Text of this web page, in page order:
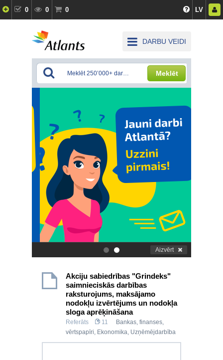
0 0 0 LV
DARBU VEIDI
Meklēt
. Aizvērt
Akciju sabiedrības "Grindeks"
saimnieciskās darbības
raksturojums, maksājamo
nodokļu izvērtējums un nodokļa
sloga aprēķināšana
Referāts 11
Bankas, finanses,
vērtspapīri, Ekonomika, Uzņēmējdarbība